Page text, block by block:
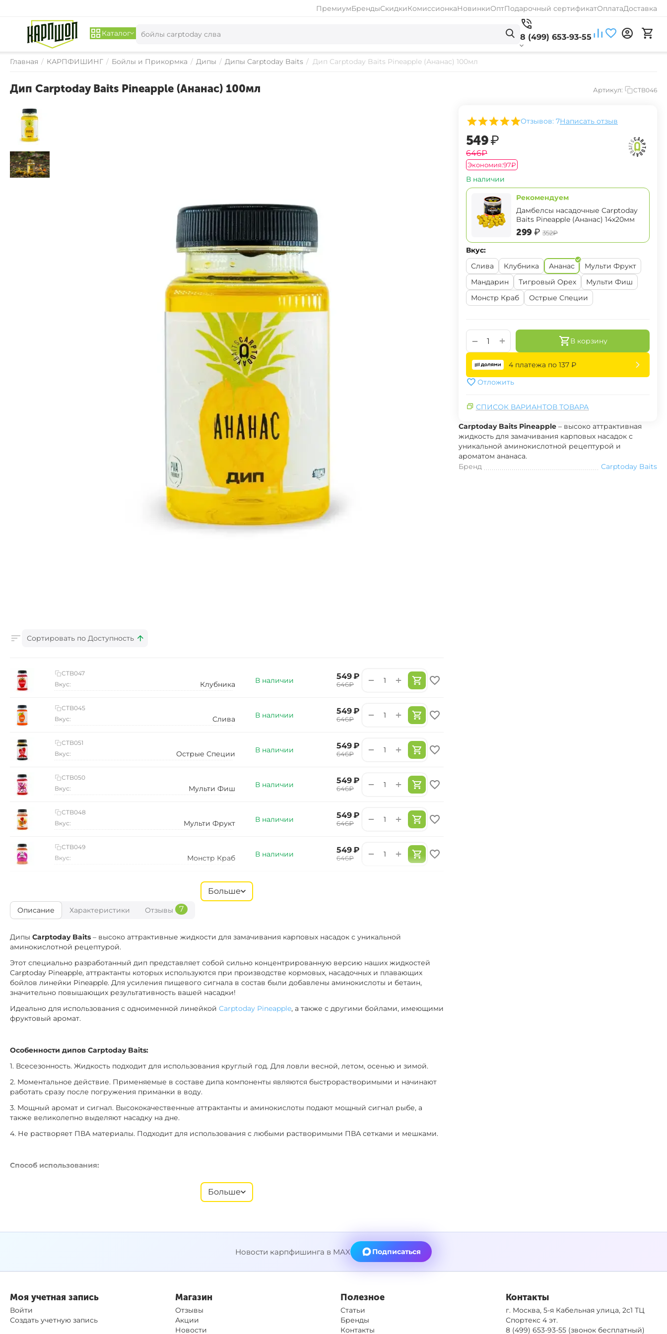
ПремиумБрендыСкидкиКомиссионкаНовинкиОптПодарочный сертификатОплатаДоставка
Каталог 8 (499) 653-93-55
Главная / КАРПФИШИНГ / Бойлы и Прикормка / Дипы / Дипы Carptoday Baits / Дип Carptoday Baits Pineapple (Ананас) 100мл
Дип Carptoday Baits Pineapple (Ананас) 100мл Артикул: CTB046
Отзывов: 7Написать отзыв
‍549‍₽
‍646‍₽
Экономия:‍97‍₽
В наличии
Рекомендуем
Дамбелсы насадочные Carptoday
Baits Pineapple (Ананас) 14х20мм
‍299‍₽ ‍352‍₽
Вкус:
Слива
Клубника Ананас
Мульти Фрукт
Мандарин
Тигровый Орех
Мульти Фиш
Монстр Краб
Острые Специи
+
− В корзину
4 платежа по 137 ₽
Отложить
СПИСОК ВАРИАНТОВ ТОВАРА
Carptoday Baits Pineapple – высоко аттрактивная
жидкость для замачивания карповых насадок с
уникальной аминокислотной рецептурой и
ароматом ананаса.
Бренд
Carptoday Baits
Сортировать по Доступность
В наличии ‍549‍ ₽
‍646‍₽ +
−
CTB047
Вкус:
Клубника
В наличии ‍549‍ ₽
‍646‍₽ +
−
CTB045
Вкус:
Слива
В наличии ‍549‍ ₽
‍646‍₽ +
−
CTB051
Вкус:
Острые Специи
В наличии ‍549‍ ₽
‍646‍₽ +
−
CTB050
Вкус:
Мульти Фиш
В наличии ‍549‍ ₽
‍646‍₽ +
−
CTB048
Вкус:
Мульти Фрукт
В наличии ‍549‍ ₽
‍646‍₽ +
−
CTB049
Вкус:
Монстр Краб
Тигровый Орех
CTB046
‍646‍₽
CTB187
Вкус:
Мандарин
Больше
Описание Характеристики Отзывы 7
Дипы Carptoday Baits – высоко аттрактивные жидкости для замачивания карповых насадок с уникальной
аминокислотной рецептурой.
Этот специально разработанный дип представляет собой сильно концентрированную версию наших жидкостей
Carptoday Pineapple, аттрактанты которых используются при производстве кормовых, насадочных и плавающих
бойлов линейки Pineapple. Для усиления пищевого сигнала в состав были добавлены аминокислоты и бетаин,
значительно повышающих результативность вашей насадки!
Идеально для использования с одноименной линейкой Carptoday Pineapple, а также с другими бойлами, имеющими
фруктовый аромат.
Особенности дипов Carptoday Baits:
1. Всесезонность. Жидкость подходит для использования круглый год. Для ловли весной, летом, осенью и зимой.
2. Моментальное действие. Применяемые в составе дипа компоненты являются быстрорастворимыми и начинают
работать сразу после погружения приманки в воду.
3. Мощный аромат и сигнал. Высококачественные аттрактанты и аминокислоты подают мощный сигнал рыбе, а
также великолепно выделяют насадку на дне.
4. Не растворяет ПВА материалы. Подходит для использования с любыми растворимыми ПВА сетками и мешками.
Способ использования:
Наилучшие результаты были достигнуты при вымачивании насадки в жидкости более одного часа. Поместите
бойлы, пеллетс или кукурузу в дип на 1-2 часа перед забросом и встряхните, что бы жидкость равномерно
– Объем: 100 мл.
– Не растворяет ПВА материалы.
Больше
Новости карпфишинга в MAX Подписаться
Моя учетная запись
Войти
Создать учетную запись
Магазин
Отзывы
Акции
Новости
Полезное
Статьи
Бренды
Контакты
Контакты
г. Москва, 5-я Кабельная улица, 2с1 ТЦ
Спортекс 4 эт.
8 (499) 653-93-55(звонок бесплатный)